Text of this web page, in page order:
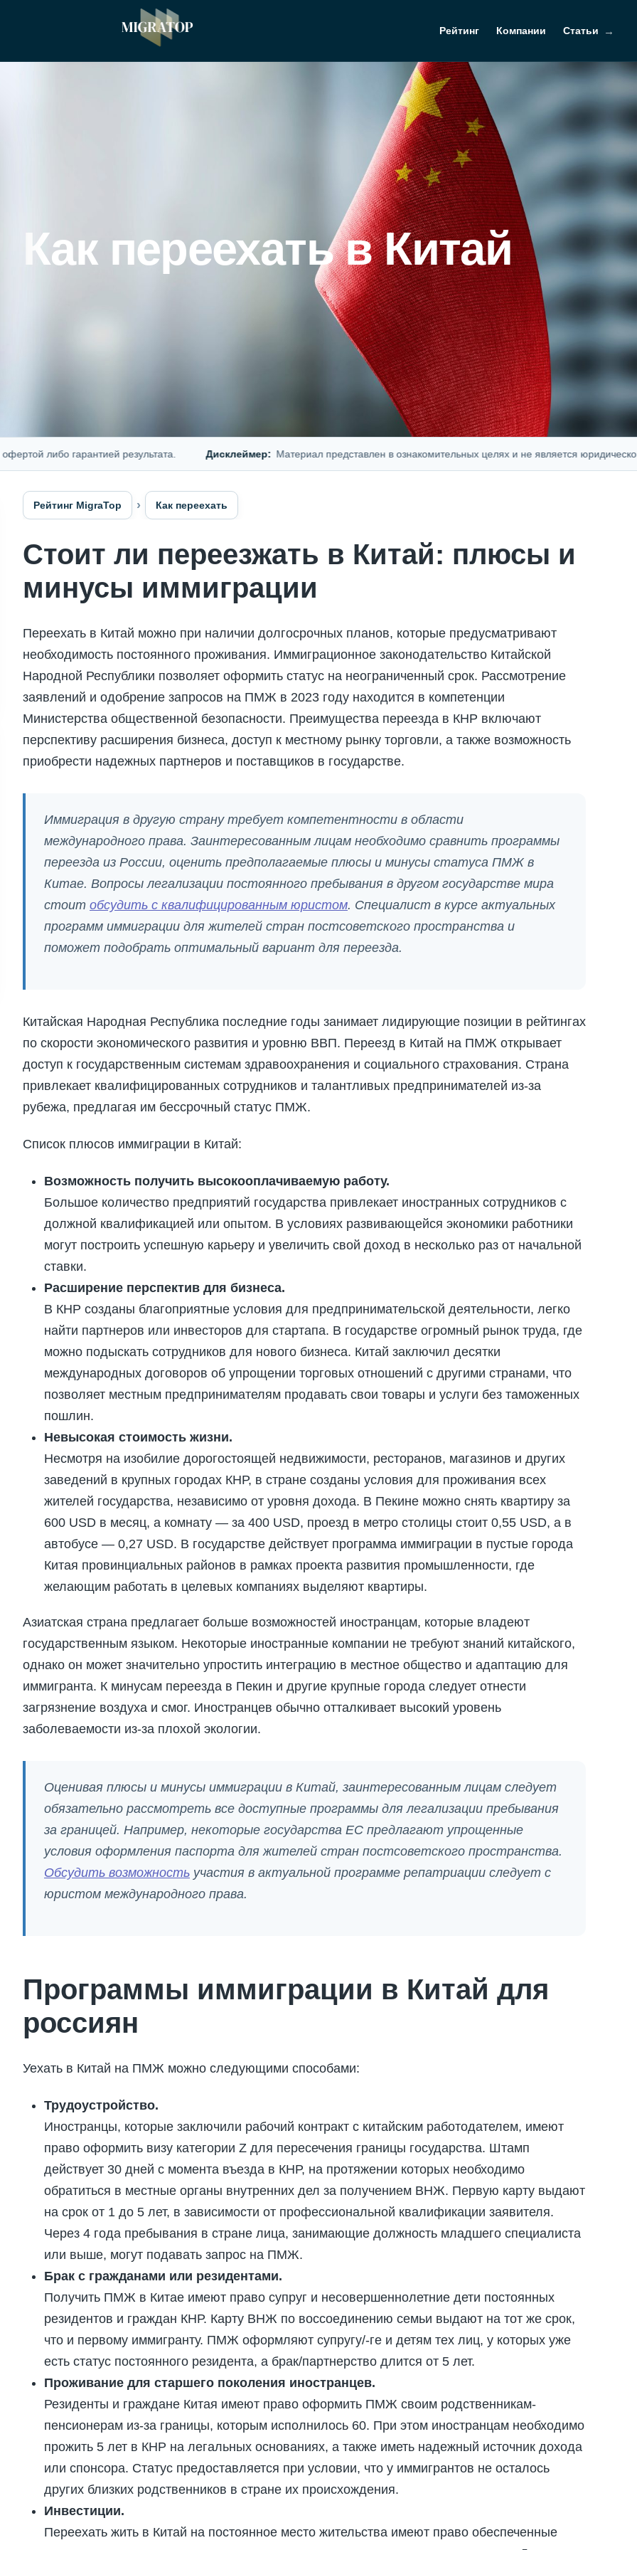
Рейтинг Компании Статьи
Как переехать в Китай
либо гарантией результата. Дисклеймер: Материал представлен в ознакомительных целях и не является юридической,
Рейтинг MigraTop Как переехать
Стоит ли переезжать в Китай: плюсы и
минусы иммиграции
Переехать в Китай можно при наличии долгосрочных планов, которые предусматривают
необходимость постоянного проживания. Иммиграционное законодательство Китайской
Народной Республики позволяет оформить статус на неограниченный срок. Рассмотрение
заявлений и одобрение запросов на ПМЖ в 2023 году находится в компетенции
Министерства общественной безопасности. Преимущества переезда в КНР включают
перспективу расширения бизнеса, доступ к местному рынку торговли, а также возможность
приобрести надежных партнеров и поставщиков в государстве.
Иммиграция в другую страну требует компетентности в области
международного права. Заинтересованным лицам необходимо сравнить программы
переезда из России, оценить предполагаемые плюсы и минусы статуса ПМЖ в
Китае. Вопросы легализации постоянного пребывания в другом государстве мира
стоит обсудить с квалифицированным юристом. Специалист в курсе актуальных
программ иммиграции для жителей стран постсоветского пространства и
поможет подобрать оптимальный вариант для переезда.
Китайская Народная Республика последние годы занимает лидирующие позиции в рейтингах
по скорости экономического развития и уровню ВВП. Переезд в Китай на ПМЖ открывает
доступ к государственным системам здравоохранения и социального страхования. Страна
привлекает квалифицированных сотрудников и талантливых предпринимателей из-за
рубежа, предлагая им бессрочный статус ПМЖ.
Список плюсов иммиграции в Китай:
Возможность получить высокооплачиваемую работу.
Большое количество предприятий государства привлекает иностранных сотрудников с
должной квалификацией или опытом. В условиях развивающейся экономики работники
могут построить успешную карьеру и увеличить свой доход в несколько раз от начальной
ставки.
Расширение перспектив для бизнеса.
В КНР созданы благоприятные условия для предпринимательской деятельности, легко
найти партнеров или инвесторов для стартапа. В государстве огромный рынок труда, где
можно подыскать сотрудников для нового бизнеса. Китай заключил десятки
международных договоров об упрощении торговых отношений с другими странами, что
позволяет местным предпринимателям продавать свои товары и услуги без таможенных
пошлин.
Невысокая стоимость жизни.
Несмотря на изобилие дорогостоящей недвижимости, ресторанов, магазинов и других
заведений в крупных городах КНР, в стране созданы условия для проживания всех
жителей государства, независимо от уровня дохода. В Пекине можно снять квартиру за
600 USD в месяц, а комнату — за 400 USD, проезд в метро столицы стоит 0,55 USD, а в
автобусе — 0,27 USD. В государстве действует программа иммиграции в пустые города
Китая провинциальных районов в рамках проекта развития промышленности, где
желающим работать в целевых компаниях выделяют квартиры.
Азиатская страна предлагает больше возможностей иностранцам, которые владеют
государственным языком. Некоторые иностранные компании не требуют знаний китайского,
однако он может значительно упростить интеграцию в местное общество и адаптацию для
иммигранта. К минусам переезда в Пекин и другие крупные города следует отнести
загрязнение воздуха и смог. Иностранцев обычно отталкивает высокий уровень
заболеваемости из-за плохой экологии.
Оценивая плюсы и минусы иммиграции в Китай, заинтересованным лицам следует
обязательно рассмотреть все доступные программы для легализации пребывания
за границей. Например, некоторые государства ЕС предлагают упрощенные
условия оформления паспорта для жителей стран постсоветского пространства.
Обсудить возможность участия в актуальной программе репатриации следует с
юристом международного права.
Программы иммиграции в Китай для
россиян
Уехать в Китай на ПМЖ можно следующими способами:
Трудоустройство.
Иностранцы, которые заключили рабочий контракт с китайским работодателем, имеют
право оформить визу категории Z для пересечения границы государства. Штамп
действует 30 дней с момента въезда в КНР, на протяжении которых необходимо
обратиться в местные органы внутренних дел за получением ВНЖ. Первую карту выдают
на срок от 1 до 5 лет, в зависимости от профессиональной квалификации заявителя.
Через 4 года пребывания в стране лица, занимающие должность младшего специалиста
или выше, могут подавать запрос на ПМЖ.
Брак с гражданами или резидентами.
Получить ПМЖ в Китае имеют право супруг и несовершеннолетние дети постоянных
резидентов и граждан КНР. Карту ВНЖ по воссоединению семьи выдают на тот же срок,
что и первому иммигранту. ПМЖ оформляют супругу/-ге и детям тех лиц, у которых уже
есть статус постоянного резидента, а брак/партнерство длится от 5 лет.
Проживание для старшего поколения иностранцев.
Резиденты и граждане Китая имеют право оформить ПМЖ своим родственникам-
пенсионерам из-за границы, которым исполнилось 60. При этом иностранцам необходимо
прожить 5 лет в КНР на легальных основаниях, а также иметь надежный источник дохода
или спонсора. Статус предоставляется при условии, что у иммигрантов не осталось
других близких родственников в стране их происхождения.
Инвестиции.
Переехать жить в Китай на постоянное место жительства имеют право обеспеченные